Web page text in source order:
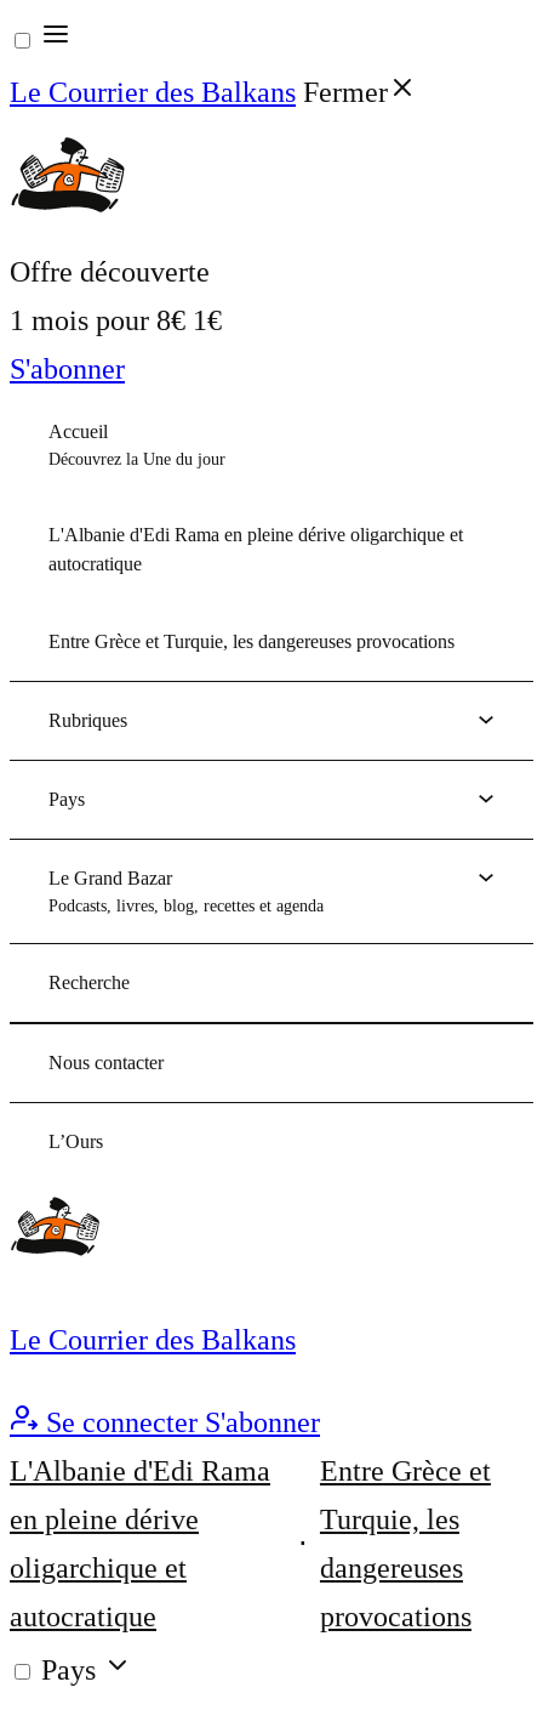
Aller
au
contenu
Le Courrier des Balkans Fermer
Offre découverte
1 mois pour 8€ 1€
S'abonner
Accueil
Découvrez la Une du jour
L'Albanie d'Edi Rama en pleine dérive oligarchique et
autocratique
Entre Grèce et Turquie, les dangereuses provocations
Rubriques
Pays
Le Grand Bazar
Podcasts, livres, blog, recettes et agenda
Recherche
Nous contacter
L’Ours
Le Courrier des Balkans
Se connecter S'abonner
L'Albanie d'Edi Rama
en pleine dérive
oligarchique et
autocratique
Entre Grèce et
Turquie, les
dangereuses
provocations
Pays